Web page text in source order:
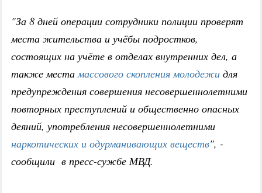
"За 8 дней операции сотрудники полиции проверят
места жительства и учёбы подростков,
состоящих на учёте в отделах внутренних дел, а
также места массового скопления молодежи для
предупреждения совершения несовершеннолетними
повторных преступлений и общественно опасных
деяний, употребления несовершеннолетними
наркотических и одурманивающих веществ", -
сообщили в пресс-сужбе МВД.